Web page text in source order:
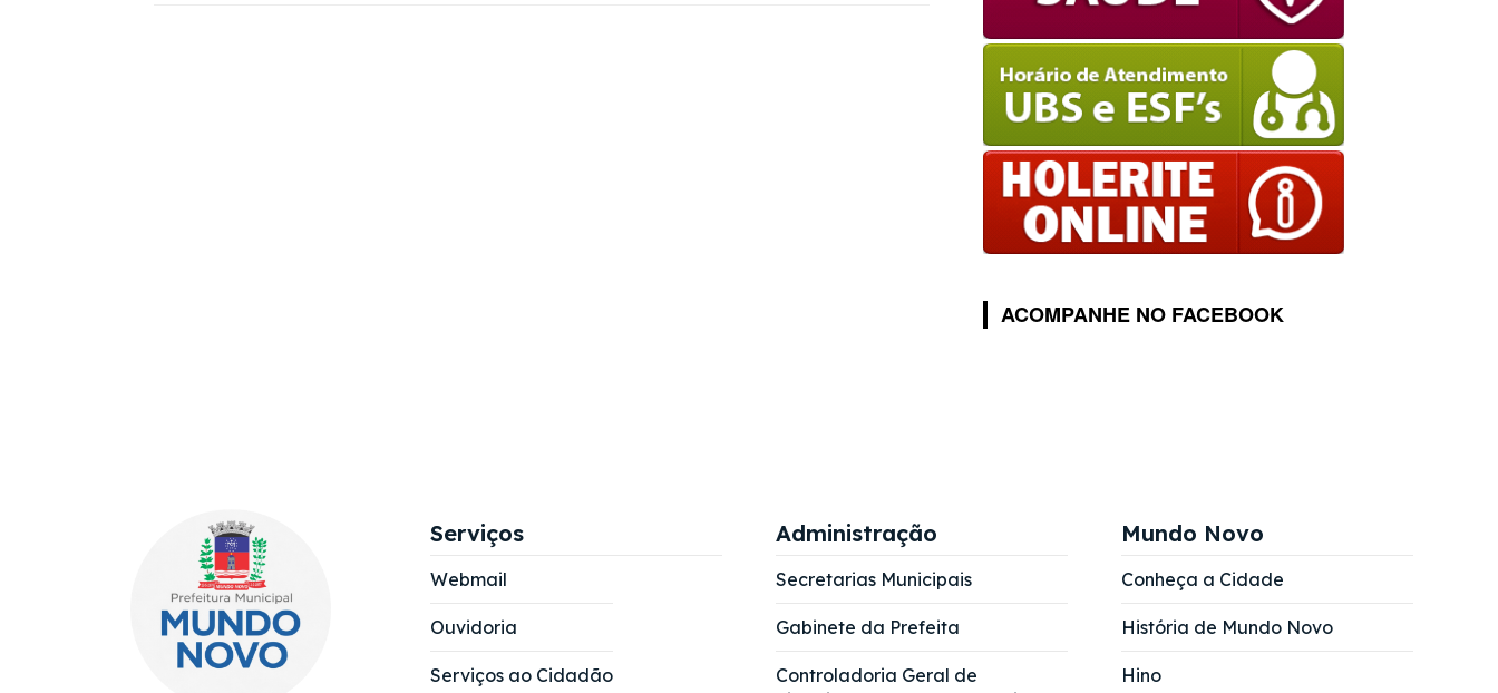
ACOMPANHE NO FACEBOOK
Serviços
Webmail
Ouvidoria
Serviços ao Cidadão
Administração
Secretarias Municipais
Gabinete da Prefeita
Controladoria Geral de
Mundo Novo
Conheça a Cidade
História de Mundo Novo
Hino